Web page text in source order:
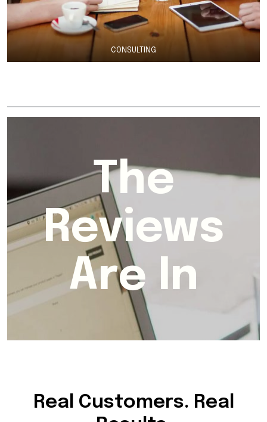
CONSULTING
The
Reviews
Are In
Real Customers. Real